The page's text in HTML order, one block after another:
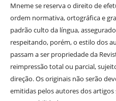
Mneme se reserva o direito de
ordem normativa, ortográfica e
padrão culto da língua,
respeitando, porém, o estilo dos
passam a ser propriedade da
reimpressão total ou parcial,
direção. Os originais não serão
emitidas pelos autores dos artigos